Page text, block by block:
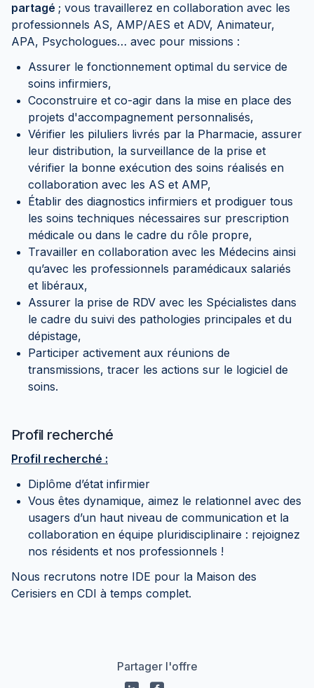
partagé ; vous travaillerez en collaboration avec les
professionnels AS, AMP/AES et ADV, Animateur,
APA, Psychologues… avec pour missions :
Assurer le fonctionnement optimal du service de
soins infirmiers,
Coconstruire et co-agir dans la mise en place des
projets d'accompagnement personnalisés,
Vérifier les piluliers livrés par la Pharmacie, assurer
leur distribution, la surveillance de la prise et
vérifier la bonne exécution des soins réalisés en
collaboration avec les AS et AMP,
Établir des diagnostics infirmiers et prodiguer tous
les soins techniques nécessaires sur prescription
médicale ou dans le cadre du rôle propre,
Travailler en collaboration avec les Médecins ainsi
qu’avec les professionnels paramédicaux salariés
et libéraux,
Assurer la prise de RDV avec les Spécialistes dans
le cadre du suivi des pathologies principales et du
dépistage,
Participer activement aux réunions de
transmissions, tracer les actions sur le logiciel de
soins.
Profil recherché
Profil recherché :
Diplôme d’état infirmier
Vous êtes dynamique, aimez le relationnel avec des
usagers d’un haut niveau de communication et la
collaboration en équipe pluridisciplinaire : rejoignez
nos résidents et nos professionnels !
Nous recrutons notre IDE pour la Maison des
Cerisiers en CDI à temps complet.
Partager l'offre